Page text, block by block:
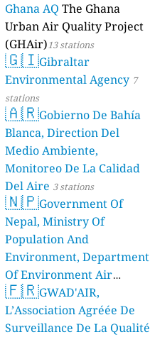
Ghana AQ The Ghana
Urban Air Quality Project
(GHAir)13 stations
🇬🇮Gibraltar
Environmental Agency 7
stations
🇦🇷Gobierno De Bahía
Blanca, Direction Del
Medio Ambiente,
Monitoreo De La Calidad
Del Aire 3 stations
🇳🇵Government Of
Nepal, Ministry Of
Population And
Environment, Department
Of Environment Air
Quality Monitoring
stations
🇫🇷GWAD'AIR,
L’Association Agréée De
Surveillance De La Qualité